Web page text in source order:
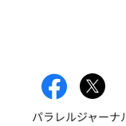
パラレルジャーナ